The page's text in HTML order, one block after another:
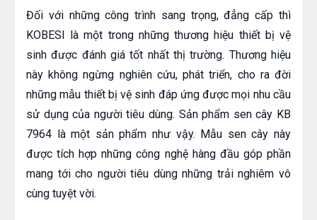
Đối với những công trình sang trọng, đẳng cấp thì
KOBESI là một trong những thương hiệu thiết bị vệ
sinh được đánh giá tốt nhất thị trường. Thương hiệu
này không ngừng nghiên cứu, phát triển, cho ra đời
những mẫu thiết bị vệ sinh đáp ứng được mọi nhu cầu
sử dụng của người tiêu dùng. Sản phẩm sen cây KB
7964 là một sản phẩm như vậy. Mẫu sen cây này
được tích hợp những công nghệ hàng đầu góp phần
mang tới cho người tiêu dùng những trải nghiêm vô
cùng tuyệt vời.